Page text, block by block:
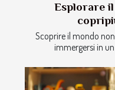
Esplorare
Scoprire il mondo
immergersi in